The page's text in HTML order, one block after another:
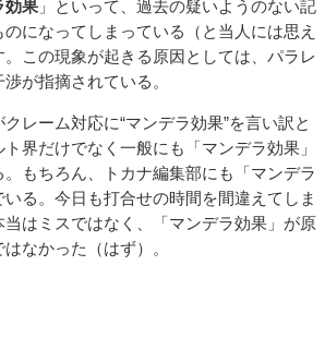
効果 」といって、過去の疑いようのない記
になってしまっている（と当人には思え
この現象が起きる原因としては、パラレ
が指摘されている。
レーム対応に“マンデラ効果”を言い訳と
界だけでなく一般にも「マンデラ効果」
もちろん、トカナ編集部にも「マンデラ
る。今日も打合せの時間を間違えてしま
当はミスではなく、「マンデラ効果」が原
なかった（はず）。